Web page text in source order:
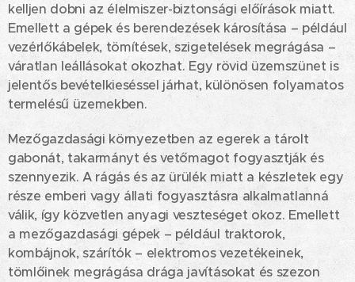
kelljen dobni az élelmiszer-biztonsági előírások miatt.
Emellett a gépek és berendezések károsítása – például
vezérlőkábelek, tömítések, szigetelések megrágása –
váratlan leállásokat okozhat. Egy rövid üzemszünet is
jelentős bevételkieséssel járhat, különösen folyamatos
termelésű üzemekben.
Mezőgazdasági környezetben az egerek a tárolt
gabonát, takarmányt és vetőmagot fogyasztják és
szennyezik. A rágás és az ürülék miatt a készletek egy
része emberi vagy állati fogyasztásra alkalmatlanná
válik, így közvetlen anyagi veszteséget okoz. Emellett
a mezőgazdasági gépek – például traktorok,
kombájnok, szárítók – elektromos vezetékeinek,
tömlőinek megrágása drága javításokat és szezon